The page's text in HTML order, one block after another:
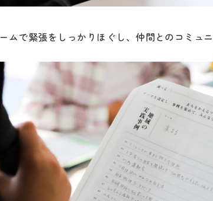
ムで緊張をしっかりほぐし、仲間とのコミュ